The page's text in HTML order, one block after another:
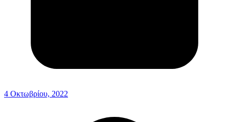
4 Οκτωβρίου, 2022